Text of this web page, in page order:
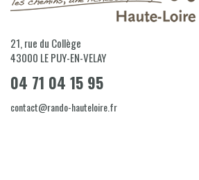
21, rue du Collège
43000 LE PUY-EN-VELAY
04 71 04 15 95
contact@rando-hauteloire.fr